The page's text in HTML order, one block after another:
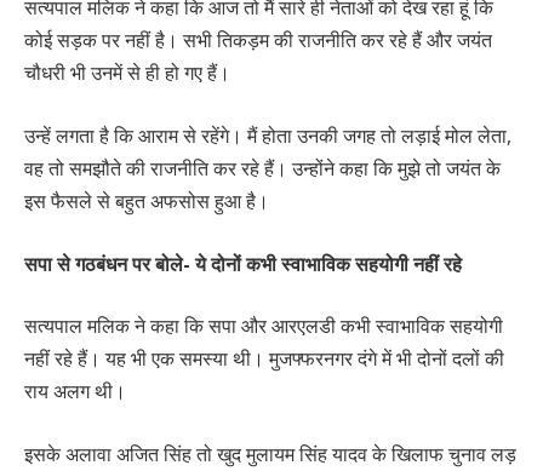
सत्यपाल मलिक ने कहा कि आज तो मैं सारे ही नेताओं को देख रहा हूं कि
कोई सड़क पर नहीं है। सभी तिकड़म की राजनीति कर रहे हैं और जयंत
चौधरी भी उनमें से ही हो गए हैं।
उन्हें लगता है कि आराम से रहेंगे। मैं होता उनकी जगह तो लड़ाई मोल लेता,
वह तो समझौते की राजनीति कर रहे हैं। उन्होंने कहा कि मुझे तो जयंत के
इस फैसले से बहुत अफसोस हुआ है।
सपा से गठबंधन पर बोले- ये दोनों कभी स्वाभाविक सहयोगी नहीं रहे
सत्यपाल मलिक ने कहा कि सपा और आरएलडी कभी स्वाभाविक सहयोगी
नहीं रहे हैं। यह भी एक समस्या थी। मुजफ्फरनगर दंगे में भी दोनों दलों की
राय अलग थी।
इसके अलावा अजित सिंह तो खुद मुलायम सिंह यादव के खिलाफ चुनाव लड़